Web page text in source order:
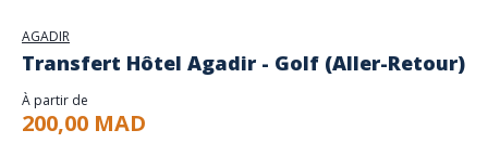
AGADIR
Transfert Hôtel Agadir - Golf (Aller-Retour)
À partir de
200,00 MAD